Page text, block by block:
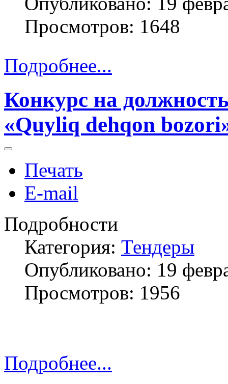
Просмотров: 1648
Подробнее...
Конкурс на
«Quyliq dehqon
Печать
E-mail
Подробности
Категория: Тендеры
Опубликовано: 19
Просмотров: 1956
Подробнее...